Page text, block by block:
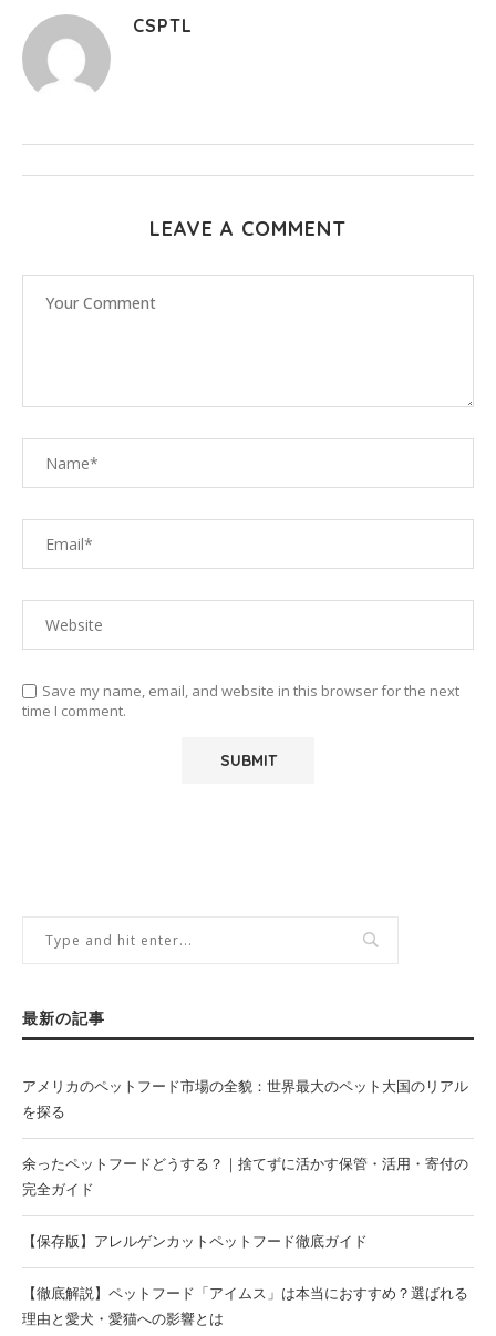
CSPTL
LEAVE A COMMENT
Save my name, email, and website in this browser for the next
time I comment.
最新の記事
アメリカのペットフード市場の全貌：世界最大のペット大国のリアル
を探る
余ったペットフードどうする？｜捨てずに活かす保管・活用・寄付の
完全ガイド
【保存版】アレルゲンカットペットフード徹底ガイド
【徹底解説】ペットフード「アイムス」は本当におすすめ？選ばれる
理由と愛犬・愛猫への影響とは